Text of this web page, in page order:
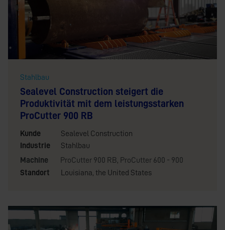
Stahlbau
Sealevel Construction steigert die
Produktivität mit dem leistungsstarken
ProCutter 900 RB
Kunde
Sealevel Construction
Industrie
Stahlbau
Machine
ProCutter 900 RB, ProCutter 600 - 900
Standort
Louisiana, the United States